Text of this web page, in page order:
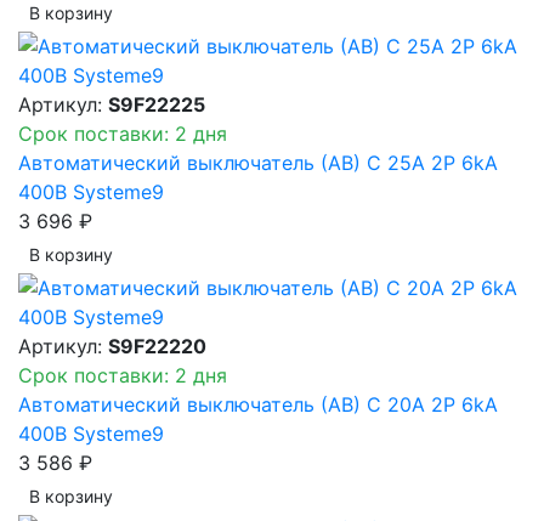
В корзинy
Артикул: S9F22225
Срок поставки: 2 дня
Автоматический выключатель (АВ) C 25A 2P 6kA
400В Systeme9
3 696 ₽
В корзинy
Артикул: S9F22220
Срок поставки: 2 дня
Автоматический выключатель (АВ) C 20A 2P 6kA
400В Systeme9
3 586 ₽
В корзинy